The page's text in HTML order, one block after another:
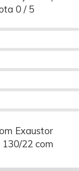
0 / 5
Exaustor
130/22 com